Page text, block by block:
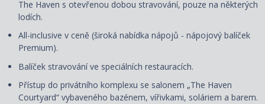
The Haven s otevřenou dobou stravování, pouze na některých
lodích.
All-inclusive v ceně (široká nabídka nápojů - nápojový balíček
Premium).
Balíček stravování ve speciálních restauracích.
Přístup do privátního komplexu se salonem „The Haven
Courtyard“ vybaveného bazénem, vířivkami, soláriem a barem.